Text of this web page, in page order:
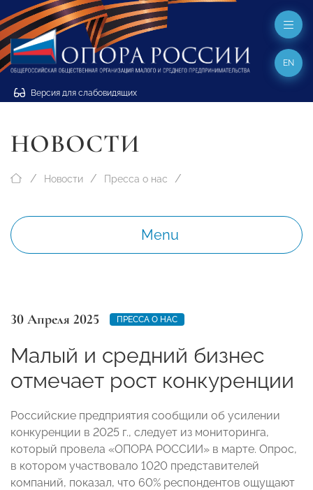
Версия для слабовидящих
EN
НОВОСТИ
Новости Пресса о нас
Menu
30 Апреля 2025 ПРЕССА О НАС
Малый и средний бизнес
отмечает рост конкуренции
Российские предприятия сообщили об усилении
конкуренции в 2025 г., следует из мониторинга,
который провела «ОПОРА РОССИИ» в марте. Опрос,
в котором участвовало 1020 представителей
компаний, показал, что 60% респондентов ощущают